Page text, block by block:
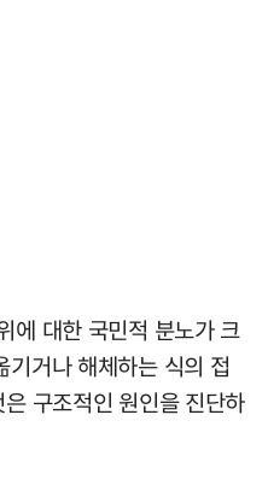
에 대한 국민적 분노가 크
거나 해체하는 식의 접
구조적인 원인을 진단하